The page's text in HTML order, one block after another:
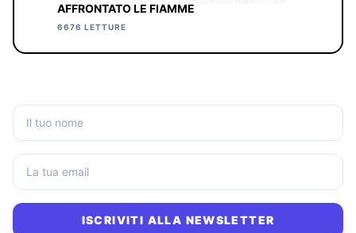
AFFRONTATO LE FIAMME
6676 LETTURE
ISCRIVITI ALLA NEWSLETTER